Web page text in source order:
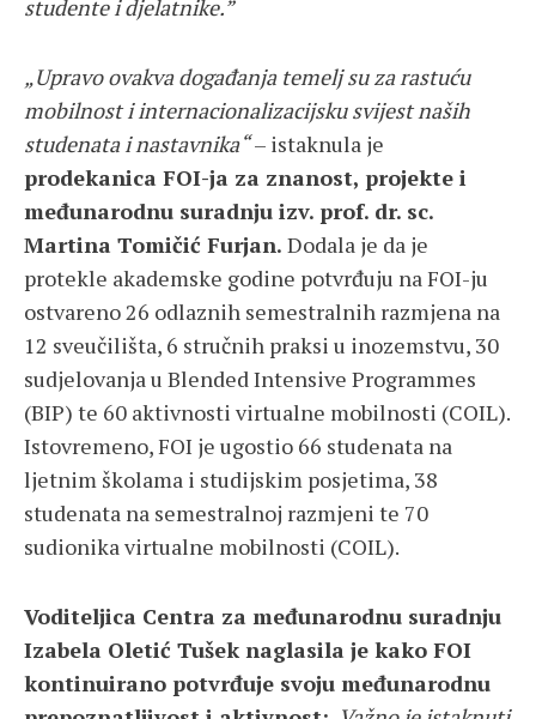
studente i djelatnike.”
„Upravo ovakva događanja temelj su za rastuću
mobilnost i internacionalizacijsku svijest naših
studenata i nastavnika“– istaknula je
prodekanica FOI-ja za znanost, projekte i
međunarodnu suradnju izv. prof. dr. sc.
Martina Tomičić Furjan. Dodala je da je
protekle akademske godine potvrđuju na FOI-ju
ostvareno 26 odlaznih semestralnih razmjena na
12 sveučilišta, 6 stručnih praksi u inozemstvu, 30
sudjelovanja u Blended Intensive Programmes
(BIP) te 60 aktivnosti virtualne mobilnosti (COIL).
Istovremeno, FOI je ugostio 66 studenata na
ljetnim školama i studijskim posjetima, 38
studenata na semestralnoj razmjeni te 70
sudionika virtualne mobilnosti (COIL).
Voditeljica Centra za međunarodnu suradnju
Izabela Oletić Tušek naglasila je kako FOI
kontinuirano potvrđuje svoju međunarodnu